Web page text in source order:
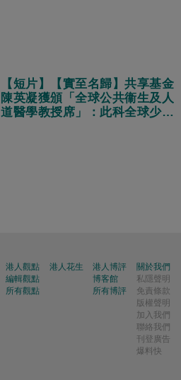
【短片】【實至名歸】共享基金
陳英凝獲頒「全球公共衞生及人
道醫學教授席」：此科全球少有
港人觀點
編輯觀點
所有觀點
港人花生
港人博評
博客館
所有博評
關於我們
私隱聲明
免責條款
版權聲明
加入我們
聯絡我們
刊登廣告
爆料快